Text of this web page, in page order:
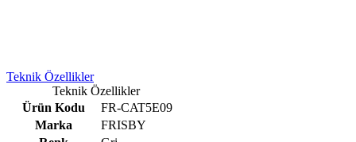
Teknik Özellikler
Teknik Özellikler
Ürün Kodu
FR-CAT5E09
Marka
FRISBY